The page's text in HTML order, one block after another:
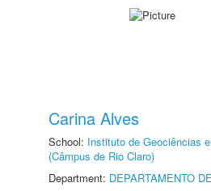
Carina Alves
School: Instituto de Geociências
(Câmpus de Rio Claro)
Department: DEPARTAMENTO